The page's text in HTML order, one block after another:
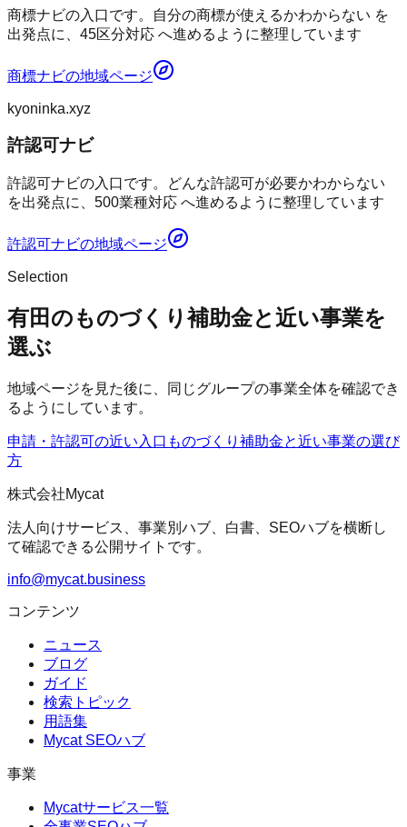
商標ナビの入口です。自分の商標が使えるかわからない を
出発点に、45区分対応 へ進めるように整理しています
商標ナビの地域ページ
kyoninka.xyz
許認可ナビ
許認可ナビの入口です。どんな許認可が必要かわからない
を出発点に、500業種対応 へ進めるように整理しています
許認可ナビの地域ページ
Selection
有田のものづくり補助金と近い事業を
選ぶ
地域ページを見た後に、同じグループの事業全体を確認でき
るようにしています。
申請・許認可の近い入口 ものづくり補助金と近い事業の選び
方
株式会社Mycat
法人向けサービス、事業別ハブ、白書、SEOハブを横断し
て確認できる公開サイトです。
info@mycat.business
コンテンツ
ニュース
ブログ
ガイド
検索トピック
用語集
Mycat SEOハブ
事業
Mycatサービス一覧